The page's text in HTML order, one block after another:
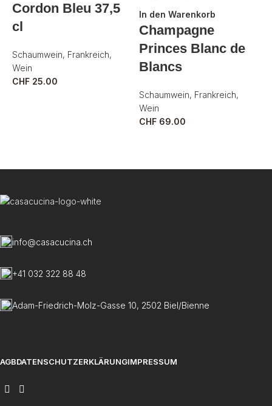
Cordon Bleu 37,5
cl
Schaumwein, Frankreich,
Wein
CHF 25.00
In den Warenkorb
Champagne
Princes Blanc de
Blancs
Schaumwein, Frankreich,
Wein
CHF 69.00
info@casacucina.ch
+41 032 322 88 48
Adam-Friedrich-Molz-Gasse 10, 2502 Biel/Bienne
AGBDATENSCHUTZERKLÄRUNGIMPRESSUM